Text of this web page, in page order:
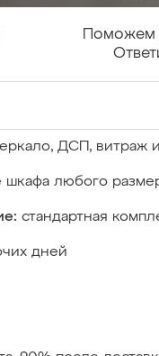
Поможем
ДСП, витраж
шкафа любого
стандартная
дней